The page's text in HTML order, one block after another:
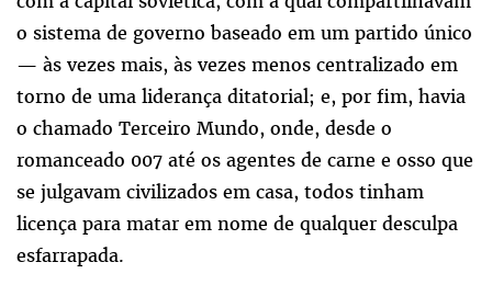
o sistema de governo baseado em um partido único
— às vezes mais, às vezes menos centralizado em
torno de uma liderança ditatorial; e, por fim, havia
o chamado Terceiro Mundo, onde, desde o
romanceado 007 até os agentes de carne e osso que
se julgavam civilizados em casa, todos tinham
licença para matar em nome de qualquer desculpa
esfarrapada.